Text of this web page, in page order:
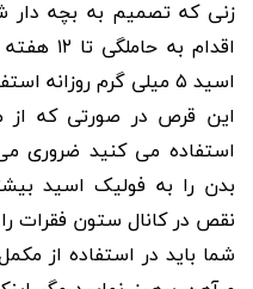
اقدام
اسید ۵ میلی گرم روزانه استفاده نماید.
این قرص در صورتی که از
استفاده می کنید ضروری
بدن را به فولیک اسید
نقص در کانال ستون فقرات
شما باید در استفاده از